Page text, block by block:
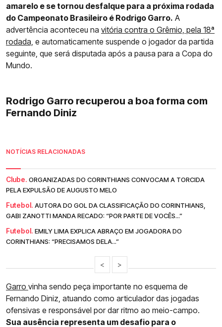
amarelo e se tornou desfalque para a próxima rodada
do Campeonato Brasileiro é Rodrigo Garro. A
advertência aconteceu na vitória contra o Grêmio, pela 18ª
rodada, e automaticamente suspende o jogador da partida
seguinte, que será disputada após a pausa para a Copa do
Mundo.
Rodrigo Garro recuperou a boa forma com
Fernando Diniz
NOTÍCIAS RELACIONADAS
Clube. ORGANIZADAS DO CORINTHIANS CONVOCAM A TORCIDA
PELA EXPULSÃO DE AUGUSTO MELO
Futebol. AUTORA DO GOL DA CLASSIFICAÇÃO DO CORINTHIANS,
GABI ZANOTTI MANDA RECADO: “POR PARTE DE VOCÊS...”
Futebol. EMILY LIMA EXPLICA ABRAÇO EM JOGADORA DO
CORINTHIANS: “PRECISAMOS DELA...”
< >
Garro vinha sendo peça importante no esquema de
Fernando Diniz, atuando como articulador das jogadas
ofensivas e responsável por dar ritmo ao meio-campo.
Sua ausência representa um desafio para o